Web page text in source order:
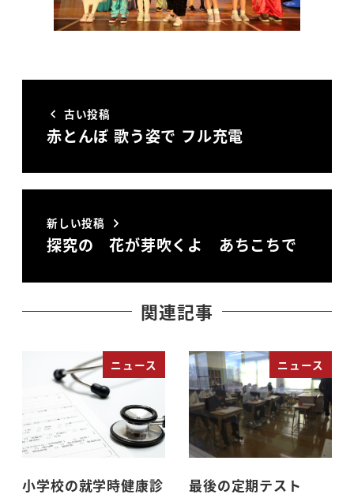
古い投稿
赤とんぼ 歌う姿で フル充電
新しい投稿
探究の 花が芽吹くよ あちこちで
関連記事
ニュース
小学校の就学時健康診
ニュース
最後の定期テスト